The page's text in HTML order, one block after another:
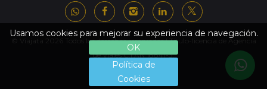
Usamos cookies para mejorar su experiencia de navegación.
OK
Política de
Cookies
© Viajata 2026 Todos los derechos reservados | Título-licencia de Agencia
de Viajes C.I.AN 18841-3.